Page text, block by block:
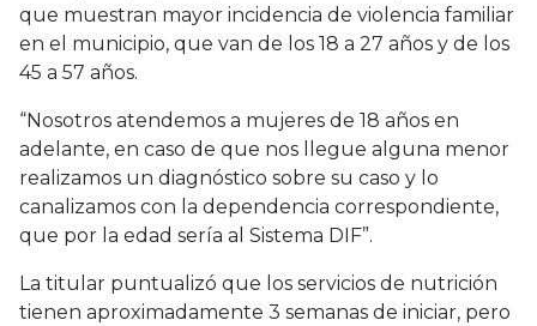
que muestran mayor incidencia de violencia familiar
en el municipio, que van de los 18 a 27 años y de los
45 a 57 años.
“Nosotros atendemos a mujeres de 18 años en
adelante, en caso de que nos llegue alguna menor
realizamos un diagnóstico sobre su caso y lo
canalizamos con la dependencia correspondiente,
que por la edad sería al Sistema DIF”.
La titular puntualizó que los servicios de nutrición
tienen aproximadamente 3 semanas de iniciar, pero